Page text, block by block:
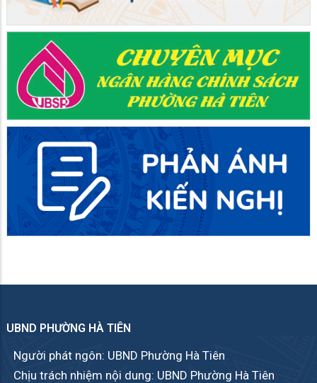
UBND PHƯỜNG HÀ TIÊN
Người phát ngôn: UBND Phường Hà Tiên
Chịu trách nhiệm nội dung: UBND Phường Hà Tiên